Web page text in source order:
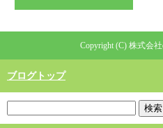
Copyright (C) 株式会
ブログトップ